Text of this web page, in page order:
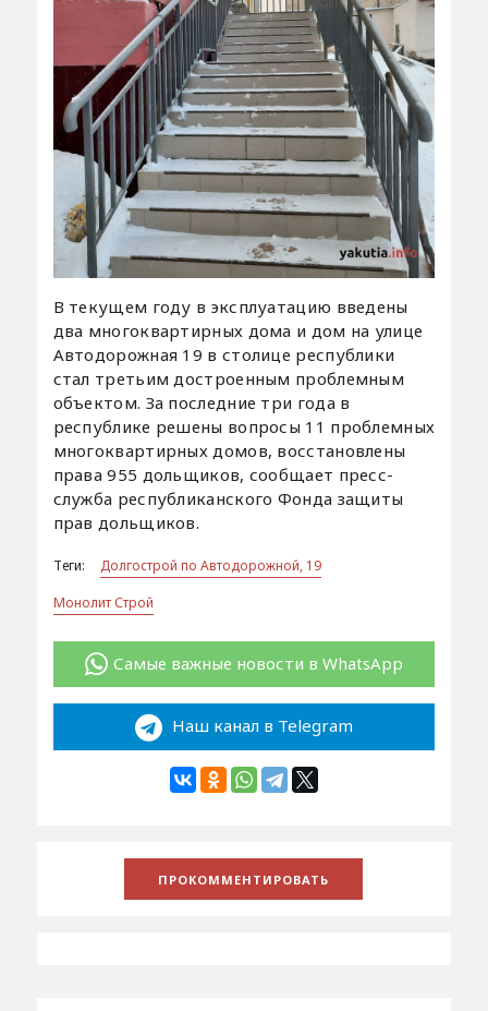
В текущем году в эксплуатацию введены
два многоквартирных дома и дом на улице
Автодорожная 19 в столице республики
стал третьим достроенным проблемным
объектом. За последние три года в
республике решены вопросы 11 проблемных
многоквартирных домов, восстановлены
права 955 дольщиков, сообщает пресс-
служба республиканского Фонда защиты
прав дольщиков.
Теги:
Долгострой по Автодорожной, 19
Монолит Строй
Самые важные новости в WhatsApp
Наш канал в Telegram